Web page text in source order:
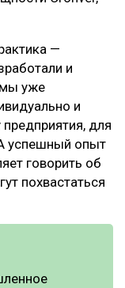
—
и
мы уже
и
для
успешный опыт
говорить об
похвастаться